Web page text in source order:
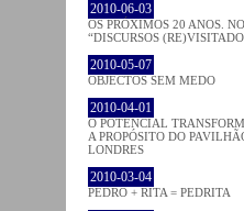
2010-06-03
OS PRÓXIMOS 20 ANOS.
“DISCURSOS
2010-05-07
OBJECTOS SEM MEDO
2010-04-01
O POTENCIAL
A PROPÓSITO DO
LONDRES
2010-03-04
PEDRO + RITA = PEDRITA